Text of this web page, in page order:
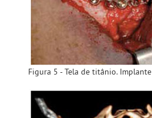
Figura 5 - Tela de titânio.